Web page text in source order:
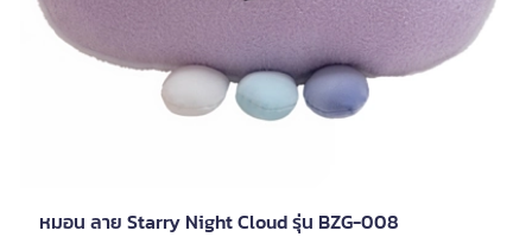
หมอน ลาย Starry Night Cloud รุ่น BZG-008